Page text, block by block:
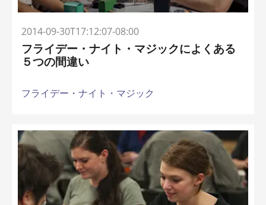
2014-09-30T17:12:07-08:00
フライデー・ナイト・マジックによくある
５つの間違い
フライデー・ナイト・マジック